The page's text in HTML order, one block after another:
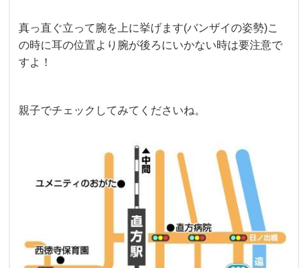
真っ直ぐ立って腕を上に挙げます(バンザイの姿勢)こ
の時に耳の位置より腕が後ろにいかない時は要注意で
すよ！
親子でチェックしてみてくださいね。